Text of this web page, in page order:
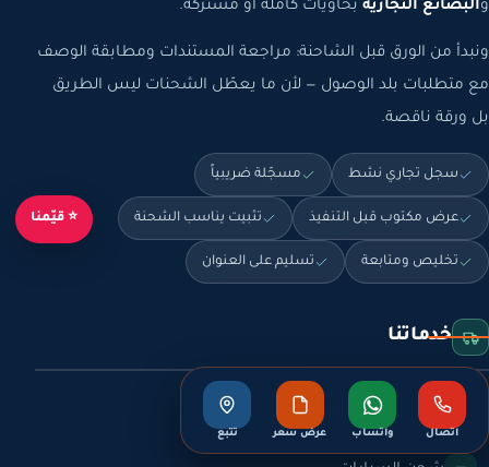
والبضائع التجارية بحاويات كاملة أو مشتركة.
ونبدأ من الورق قبل الشاحنة: مراجعة المستندات ومطابقة الوصف
مع متطلبات بلد الوصول — لأن ما يعطّل الشحنات ليس الطريق
بل ورقة ناقصة.
سجل تجاري نشط مسجّلة ضريبياً
عرض مكتوب قبل التنفيذ تثبيت يناسب الشحنة
تخليص ومتابعة تسليم على العنوان
خدماتنا
شحن اليخوت والقوارب
اتصال واتساب عرض سعر تتبع
⭐ قيّمنا